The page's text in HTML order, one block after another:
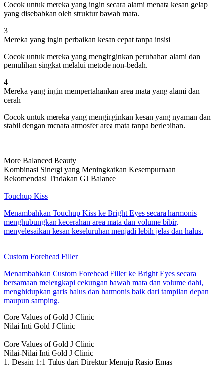
Cocok untuk mereka yang ingin secara alami menata kesan gelap
yang disebabkan oleh struktur bawah mata.
3
Mereka yang ingin perbaikan kesan cepat tanpa insisi
Cocok untuk mereka yang menginginkan perubahan alami dan
pemulihan singkat melalui metode non-bedah.
4
Mereka yang ingin mempertahankan area mata yang alami dan
cerah
Cocok untuk mereka yang menginginkan kesan yang nyaman dan
stabil dengan menata atmosfer area mata tanpa berlebihan.
More Balanced Beauty
Kombinasi Sinergi yang Meningkatkan Kesempurnaan
Rekomendasi Tindakan GJ Balance
Touchup Kiss
Menambahkan Touchup Kiss ke Bright Eyes secara harmonis
menghubungkan kecerahan area mata dan volume bibir,
menyelesaikan kesan keseluruhan menjadi lebih jelas dan halus.
Custom Forehead Filler
Menambahkan Custom Forehead Filler ke Bright Eyes secara
bersamaan melengkapi cekungan bawah mata dan volume dahi,
menghidupkan garis halus dan harmonis baik dari tampilan depan
maupun samping.
Core Values of Gold J Clinic
Nilai Inti Gold J Clinic
Core Values of Gold J Clinic
Nilai-Nilai Inti Gold J Clinic
1. Desain 1:1 Tulus dari Direktur Menuju Rasio Emas